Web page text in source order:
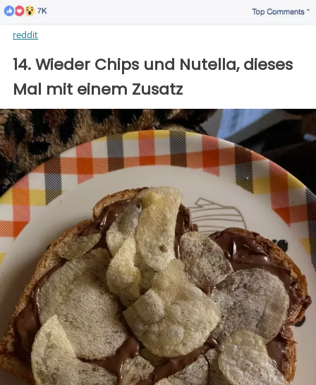
reddit
14. Wieder Chips und Nutella, dieses
Mal mit einem Zusatz